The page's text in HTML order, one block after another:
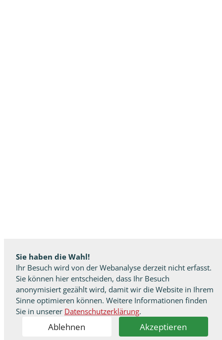
Sie haben die Wahl!
Ihr Besuch wird von der Webanalyse derzeit nicht erfasst.
Sie können hier entscheiden, dass Ihr Besuch
anonymisiert gezählt wird, damit wir die Website in Ihrem
Sinne optimieren können. Weitere Informationen finden
Sie in unserer Datenschutzerklärung.
Ablehnen Akzeptieren